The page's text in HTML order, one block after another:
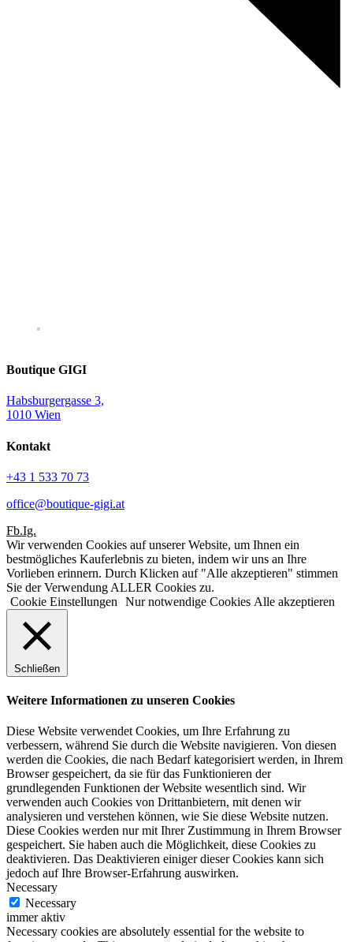
Boutique GIGI
Habsburgergasse 3,
1010 Wien
Kontakt
+43 1 533 70 73
office@boutique-gigi.at
Fb.Ig.
Wir verwenden Cookies auf unserer Website, um Ihnen ein
bestmögliches Kauferlebnis zu bieten, indem wir uns an Ihre
Vorlieben erinnern. Durch Klicken auf "Alle akzeptieren" stimmen
Sie der Verwendung ALLER Cookies zu.
Cookie Einstellungen
Nur notwendige Cookies Alle akzeptieren
Schließen
Weitere Informationen zu unseren Cookies
Diese Website verwendet Cookies, um Ihre Erfahrung zu
verbessern, während Sie durch die Website navigieren. Von diesen
werden die Cookies, die nach Bedarf kategorisiert werden, in Ihrem
Browser gespeichert, da sie für das Funktionieren der
grundlegenden Funktionen der Website wesentlich sind. Wir
verwenden auch Cookies von Drittanbietern, mit denen wir
analysieren und verstehen können, wie Sie diese Website nutzen.
Diese Cookies werden nur mit Ihrer Zustimmung in Ihrem Browser
gespeichert. Sie haben auch die Möglichkeit, diese Cookies zu
deaktivieren. Das Deaktivieren einiger dieser Cookies kann sich
jedoch auf Ihre Browser-Erfahrung auswirken.
Necessary
Necessary
immer aktiv
Necessary cookies are absolutely essential for the website to